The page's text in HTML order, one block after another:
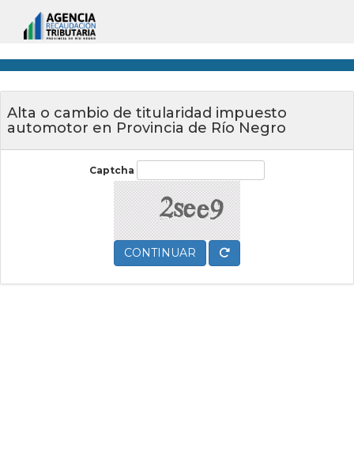
Alta o cambio de titularidad impuesto
automotor en Provincia de Río Negro
Captcha
CONTINUAR